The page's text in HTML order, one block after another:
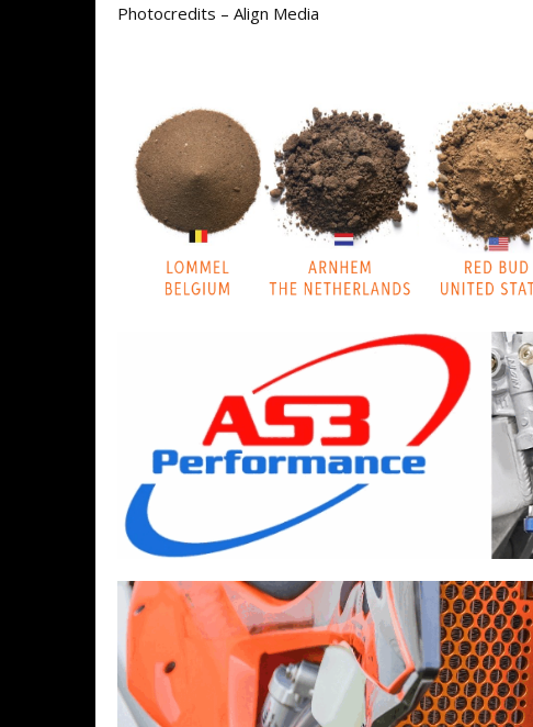
Photocredits – Align Media